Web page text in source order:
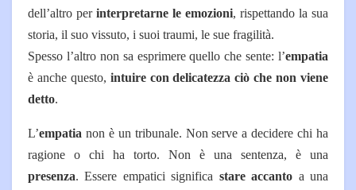
dell’altro per interpretarne le emozioni, rispettando la sua
storia, il suo vissuto, i suoi traumi, le sue fragilità.
Spesso l’altro non sa esprimere quello che sente: l’empatia
è anche questo, intuire con delicatezza ciò che non viene
detto.
L’empatia non è un tribunale. Non serve a decidere chi ha
ragione o chi ha torto. Non è una sentenza, è una
presenza.Essere empatici significa stare accanto a una